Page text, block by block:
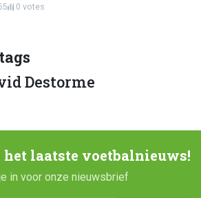
0 votes
Destorme
laatste voetbalnieuws!
in voor onze nieuwsbrief